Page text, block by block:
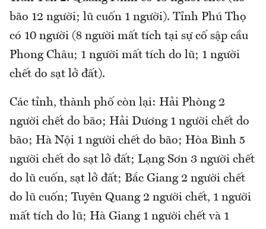
bão 12 người; lũ cuốn 1 người). Tỉnh Phú Thọ
có 10 người (8 người mất tích tại sự cố sập cầu
Phong Châu; 1 người mất tích do lũ; 1 người
chết do sạt lở đất).
Các tỉnh, thành phố còn lại: Hải Phòng 2
người chết do bão; Hải Dương 1 người chết do
bão; Hà Nội 1 người chết do bão; Hòa Bình 5
người chết do sạt lở đất; Lạng Sơn 3 người chết
do lũ cuốn, sạt lở đất; Bắc Giang 2 người chết
do lũ cuốn; Tuyên Quang 2 người chết, 1 người
mất tích do lũ; Hà Giang 1 người chết và 1